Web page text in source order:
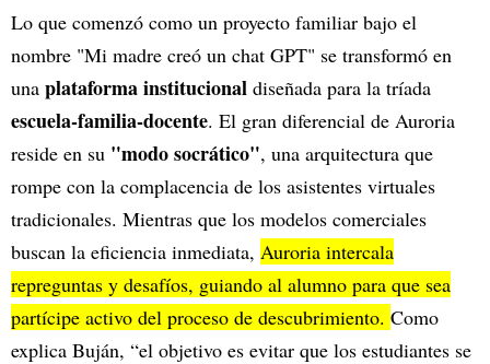
Lo que comenzó como un proyecto familiar bajo el
nombre "Mi madre creó un chat GPT" se transformó en
una plataforma institucional diseñada para la tríada
escuela-familia-docente. El gran diferencial de Auroria
reside en su "modo socrático", una arquitectura que
rompe con la complacencia de los asistentes virtuales
tradicionales. Mientras que los modelos comerciales
buscan la eficiencia inmediata, Auroria intercala
repreguntas y desafíos, guiando al alumno para que sea
partícipe activo del proceso de descubrimiento. Como
explica Buján, “el objetivo es evitar que los estudiantes se